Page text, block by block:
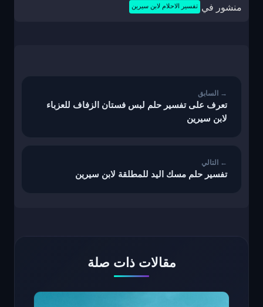
منشور في تفسير الاحلام لابن سيرين
تعرف على تفسير حلم لبس فستان الزفاف للعزباء
لابن سيرين
تفسير حلم مسك اليد للمطلقة لابن سيرين
مقالات ذات صلة